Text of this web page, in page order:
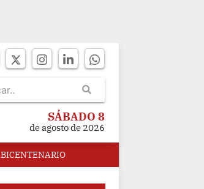
SÁBADO 8
de agosto de 2026
BICENTENARIO